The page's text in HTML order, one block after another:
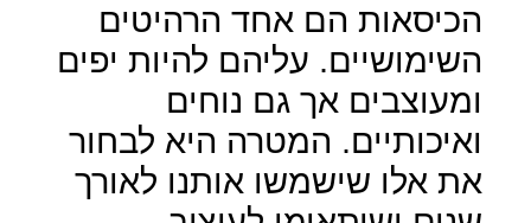
הכיסאות הם אחד הרהיטים
השימושיים. עליהם להיות יפים
ומעוצבים אך גם נוחים
ואיכותיים. המטרה היא לבחור
את אלו שישמשו אותנו לאורך